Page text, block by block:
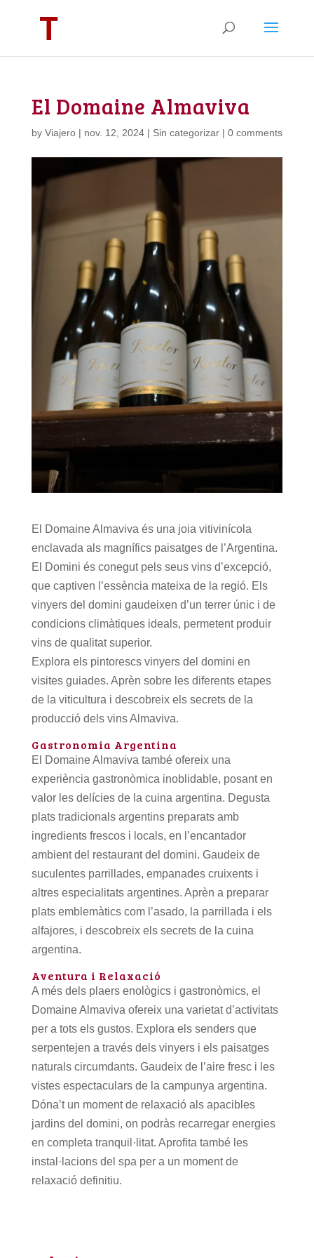
El Domaine Almaviva
by Viajero| nov. 12, 2024| Sin categorizar| 0 comments
El Domaine Almaviva és una joia vitivinícola
enclavada als magnífics paisatges de l’Argentina.
El Domini és conegut pels seus vins d’excepció,
que captiven l’essència mateixa de la regió. Els
vinyers del domini gaudeixen d’un terrer únic i de
condicions climàtiques ideals, permetent produir
vins de qualitat superior.
Explora els pintorescs vinyers del domini en
visites guiades. Aprèn sobre les diferents etapes
de la viticultura i descobreix els secrets de la
producció dels vins Almaviva.
Gastronomia Argentina
El Domaine Almaviva també ofereix una
experiència gastronòmica inoblidable, posant en
valor les delícies de la cuina argentina. Degusta
plats tradicionals argentins preparats amb
ingredients frescos i locals, en l’encantador
ambient del restaurant del domini. Gaudeix de
suculentes parrillades, empanades cruixents i
altres especialitats argentines. Aprèn a preparar
plats emblemàtics com l’asado, la parrillada i els
alfajores, i descobreix els secrets de la cuina
argentina.
Aventura i Relaxació
A més dels plaers enològics i gastronòmics, el
Domaine Almaviva ofereix una varietat d’activitats
per a tots els gustos. Explora els senders que
serpentejen a través dels vinyers i els paisatges
naturals circumdants. Gaudeix de l’aire fresc i les
vistes espectaculars de la campunya argentina.
Dóna’t un moment de relaxació als apacibles
jardins del domini, on podràs recarregar energies
en completa tranquil·litat. Aprofita també les
instal·lacions del spa per a un moment de
relaxació definitiu.